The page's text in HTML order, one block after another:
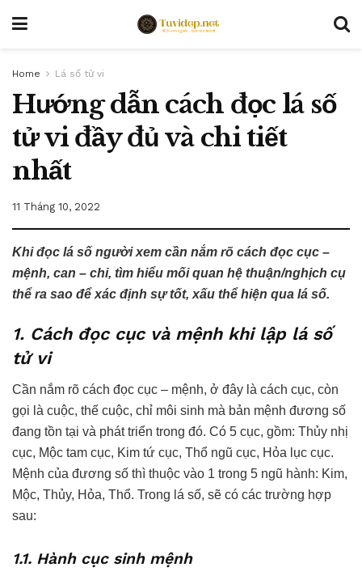
Home Lá số tử vi
Hướng dẫn cách đọc lá số
tử vi đầy đủ và chi tiết
nhất
11 Tháng 10, 2022
Khi đọc lá số người xem cần nắm rõ cách đọc cục –
mệnh, can – chi, tìm hiểu mối quan hệ thuận/nghịch cụ
thể ra sao để xác định sự tốt, xấu thể hiện qua lá số.
1. Cách đọc cục và mệnh khi lập lá số
tử vi
Cần nắm rõ cách đọc cục – mệnh, ở đây là cách cục, còn
gọi là cuộc, thế cuộc, chỉ môi sinh mà bản mệnh đương số
đang tồn tại và phát triển trong đó. Có 5 cục, gồm: Thủy nhị
cục, Mộc tam cục, Kim tứ cục, Thổ ngũ cục, Hỏa lục cục.
Mệnh của đương số thì thuộc vào 1 trong 5 ngũ hành: Kim,
Mộc, Thủy, Hỏa, Thổ. Trong lá số, sẽ có các trường hợp
sau:
1.1. Hành cục sinh mệnh